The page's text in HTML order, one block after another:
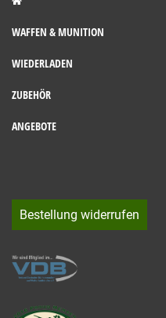
WAFFEN & MUNITION
WIEDERLADEN
ZUBEHÖR
ANGEBOTE
Bestellung widerrufen